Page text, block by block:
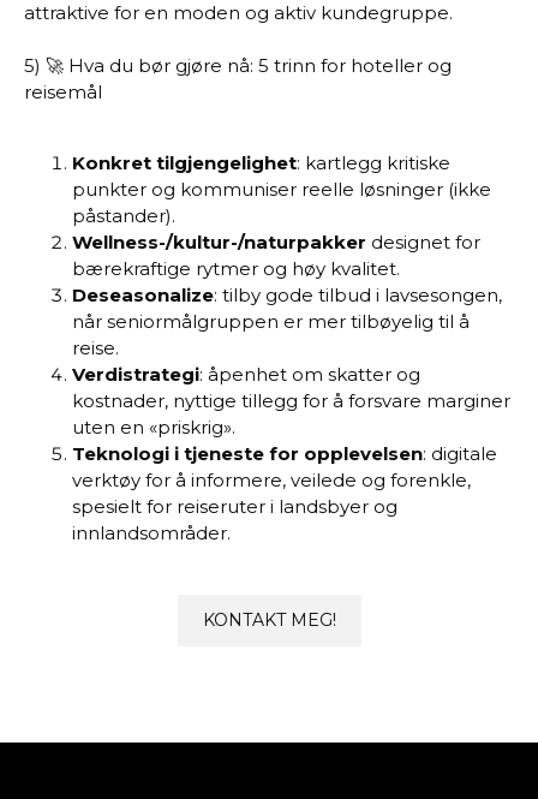
attraktive for en moden og aktiv kundegruppe.
5) 🚀 Hva du bør gjøre nå: 5 trinn for hoteller og
reisemål
Konkret tilgjengelighet: kartlegg kritiske
punkter og kommuniser reelle løsninger (ikke
påstander).
Wellness-/kultur-/naturpakker designet for
bærekraftige rytmer og høy kvalitet.
Deseasonalize: tilby gode tilbud i lavsesongen,
når seniormålgruppen er mer tilbøyelig til å
reise.
Verdistrategi: åpenhet om skatter og
kostnader, nyttige tillegg for å forsvare marginer
uten en «priskrig».
Teknologi i tjeneste for opplevelsen: digitale
verktøy for å informere, veilede og forenkle,
spesielt for reiseruter i landsbyer og
innlandsområder.
KONTAKT MEG!